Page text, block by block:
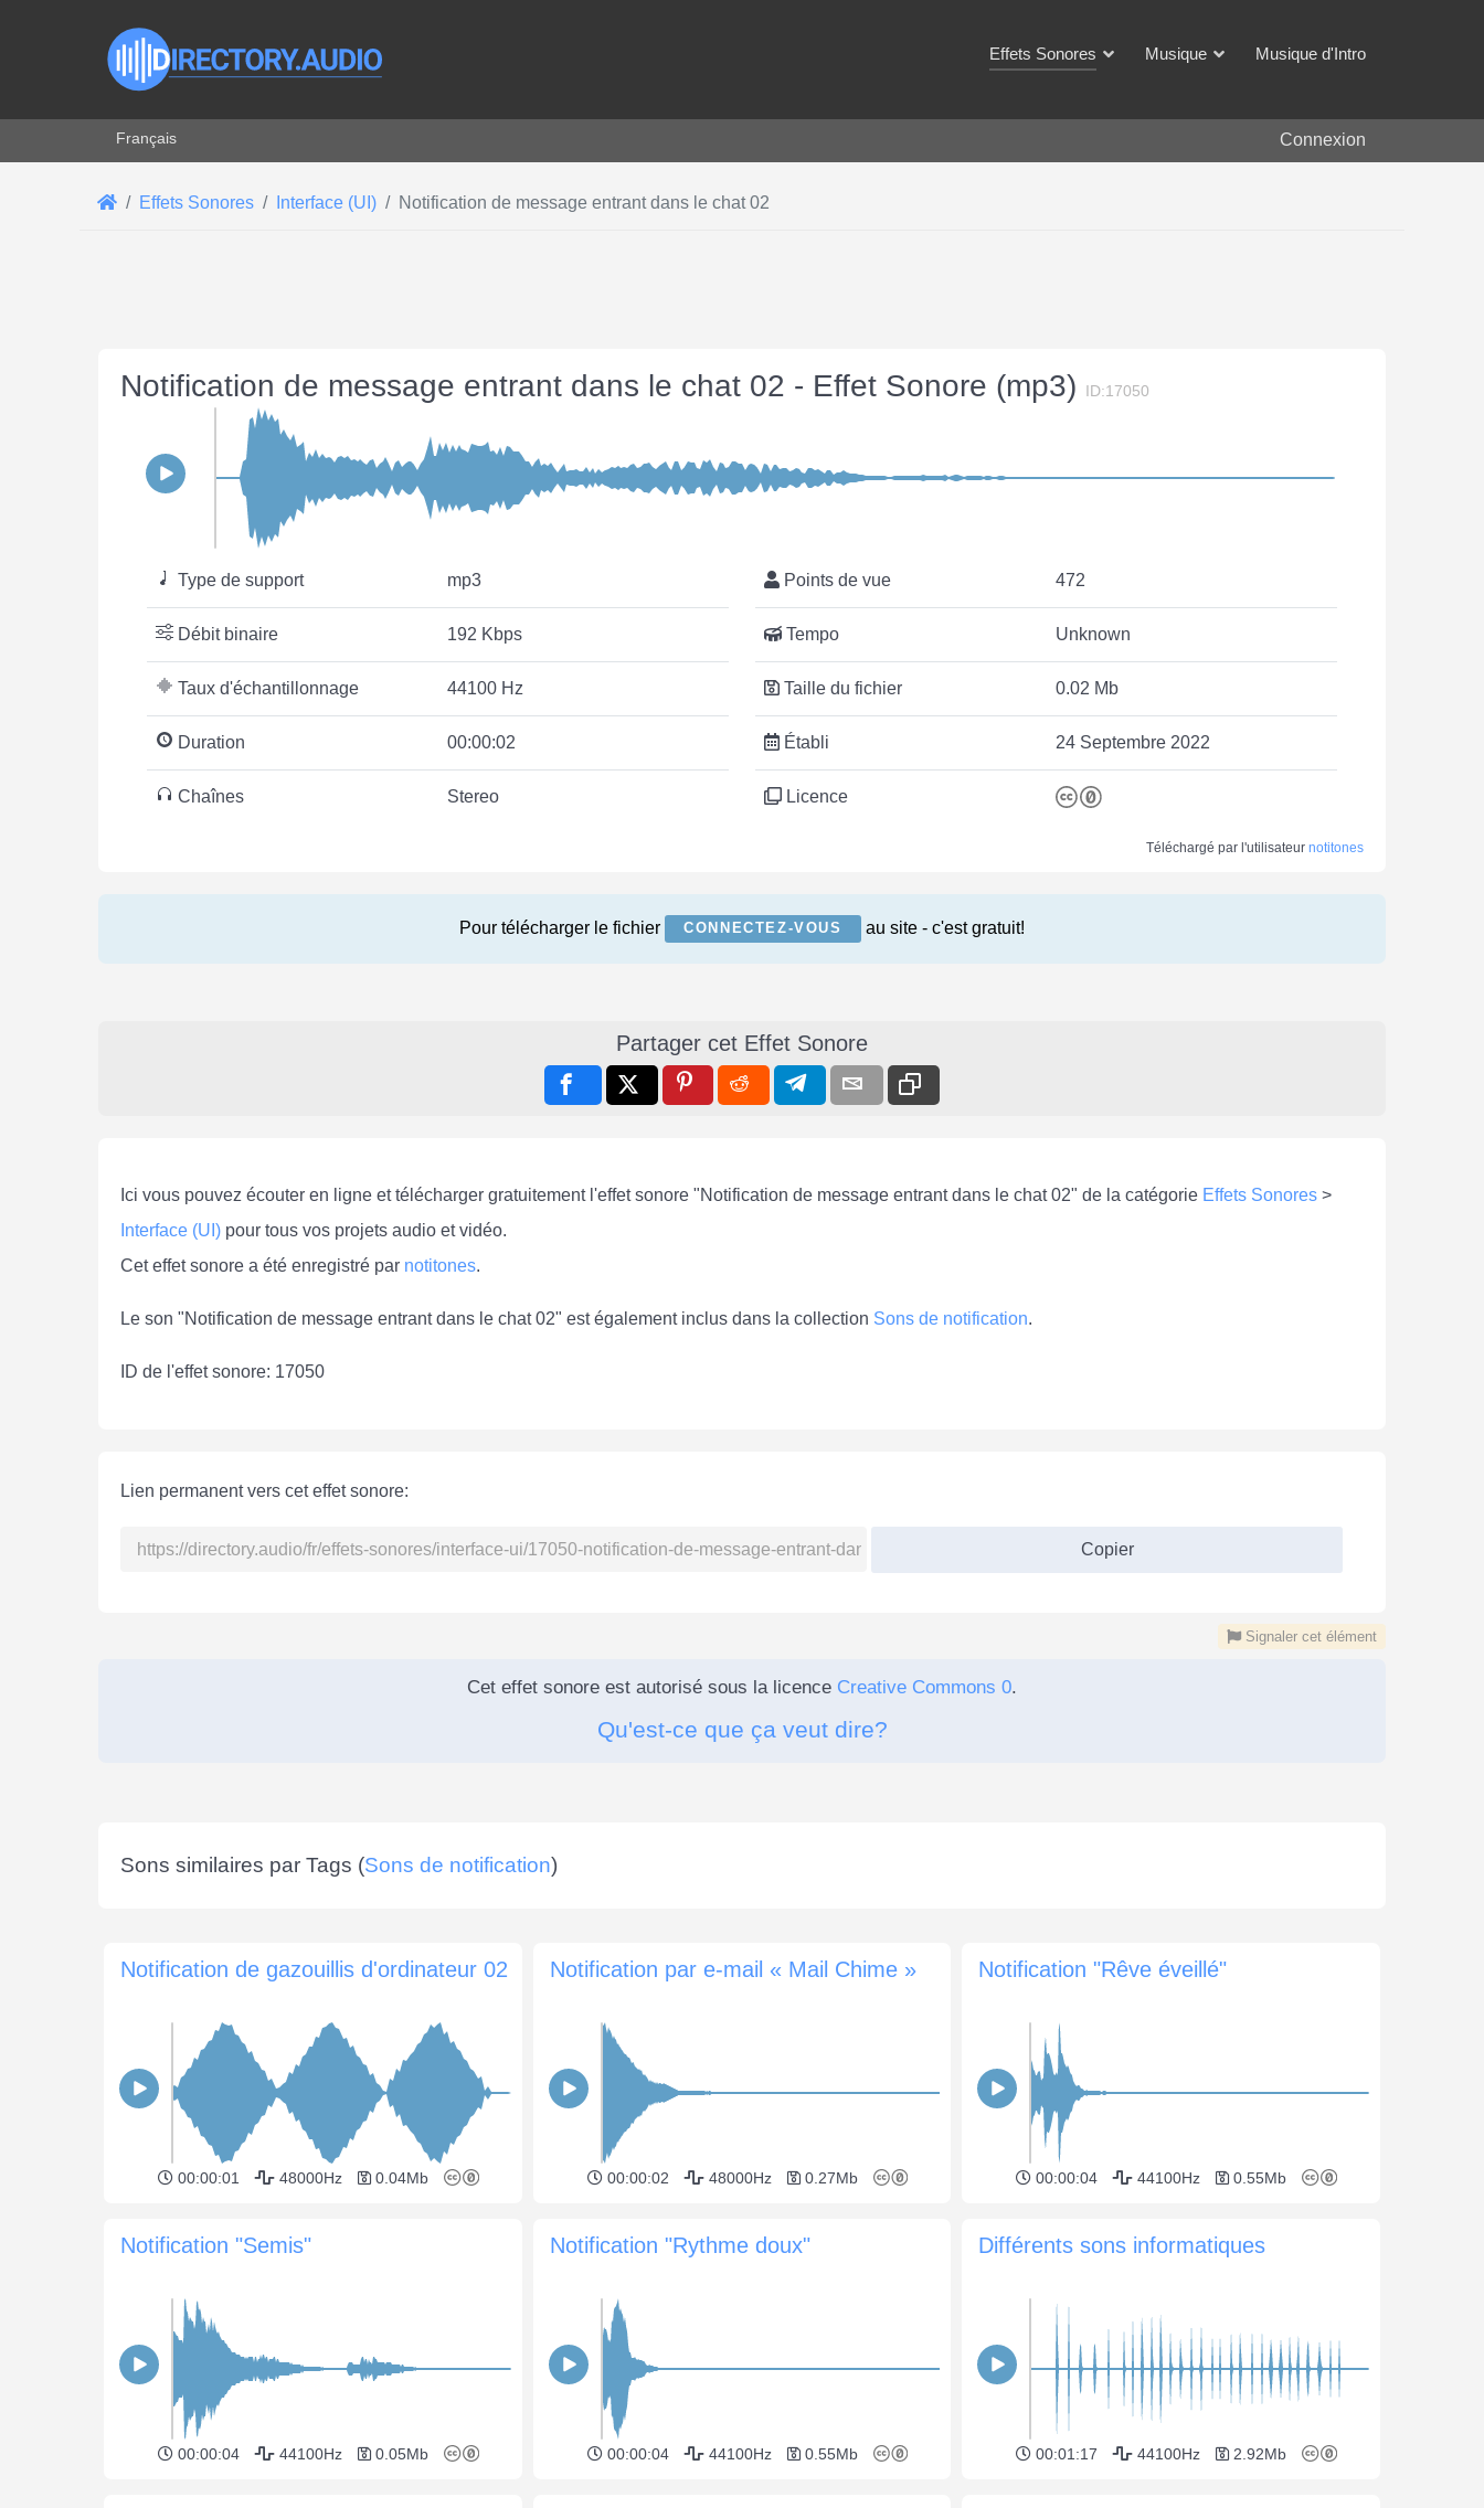
Effets Sonores Musique Musique d'Intro
Sélectionnez votre langue
Français Connexion
Effets Sonores Interface (UI) Notification de message entrant dans le chat 02
Notification de message entrant dans le chat 02 - Effet Sonore (mp3) ID:17050
Type de support mp3
Débit binaire 192 Kbps
Taux d'échantillonnage 44100 Hz
Duration 00:00:02
Chaînes Stereo
Points de vue 472
Tempo Unknown
Taille du fichier 0.02 Mb
Établi 24 Septembre 2022
Licence
Téléchargé par l'utilisateur notitones
Pour télécharger le fichier CONNECTEZ-VOUS au site - c'est gratuit!
Partager cet Effet Sonore
Ici vous pouvez écouter en ligne et télécharger gratuitement l'effet sonore "Notification de message entrant dans le chat 02" de la catégorie Effets Sonores >
Interface (UI) pour tous vos projets audio et vidéo.
Cet effet sonore a été enregistré par notitones.
Le son "Notification de message entrant dans le chat 02" est également inclus dans la collection Sons de notification.
ID de l'effet sonore: 17050
Lien permanent vers cet effet sonore:
Copier
Signaler cet élément
Cet effet sonore est autorisé sous la licence Creative Commons 0.
Qu'est-ce que ça veut dire?
Sons similaires par Tags (Sons de notification)
Notification de gazouillis d'ordinateur 02
00:00:01 48000Hz 0.04Mb
Notification par e-mail « Mail Chime »
00:00:02 48000Hz 0.27Mb
Notification "Rêve éveillé"
00:00:04 44100Hz 0.55Mb
Notification "Semis"
00:00:04 44100Hz 0.05Mb
Notification "Rythme doux"
00:00:04 44100Hz 0.55Mb
Différents sons informatiques
00:01:17 44100Hz 2.92Mb